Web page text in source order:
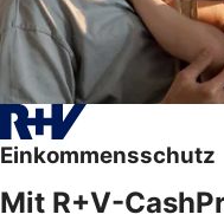
Einkommensschutz
Mit R+V-